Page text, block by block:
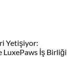
Yetişiyor:
LuxePaws İş Birliği